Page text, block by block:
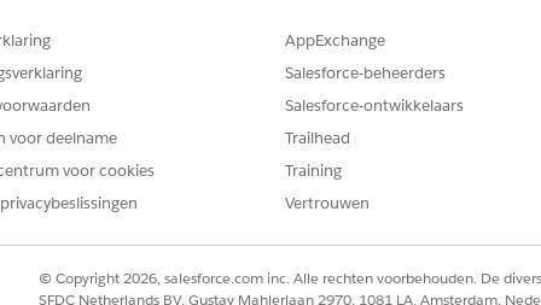
talen.
Helpt leads en managers van klinische
studies bij het identificeren van locaties met
behulp van zoekfilters, het weergeven van
het verzenden van
haalbaarheidsbeoordelingen naar sites.
voor deelname
voor cookies
AppExchange
Salesforce-beheerders
Salesforce-ontwikkelaars
Trailhead
Training
Vertrouwen
© Copyright 2026, salesforce.com inc. Alle rechten voorbehouden. De
SFDC Netherlands BV, Gustav Mahlerlaan 2970, 1081 LA, Amsterdam,